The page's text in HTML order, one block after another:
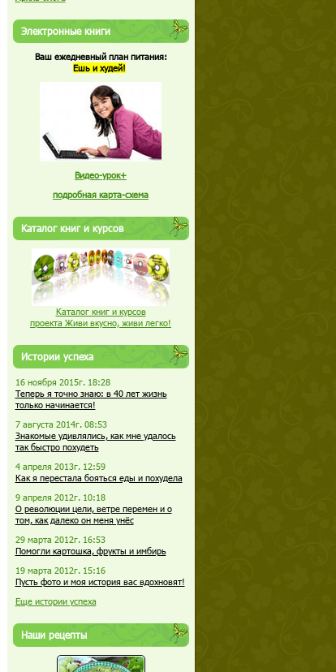
Электронные книги
Ваш ежедневный план питания:
Ешь и худей!
Видео-урок+
подробная карта-схема
Каталог книг и курсов
Каталог книг и курсов
проекта Живи вкусно, живи легко!
Истории успеха
16 ноября 2015г. 18:28
Теперь я точно знаю: в 40 лет жизнь
только начинается!
7 августа 2014г. 08:53
Знакомые удивлялись, как мне удалось
так быстро похудеть
4 апреля 2013г. 12:59
Как я перестала бояться еды и похудела
9 апреля 2012г. 10:18
О революции цели, ветре перемен и о
том, как далеко он меня унёс
29 марта 2012г. 16:53
Помогли картошка, фрукты и имбирь
19 марта 2012г. 15:16
Пусть фото и моя история вас вдохновят!
Еще истории успеха
Наши рецепты